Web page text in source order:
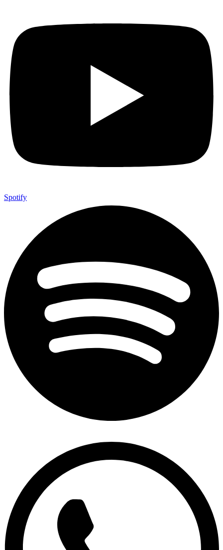
Spotify